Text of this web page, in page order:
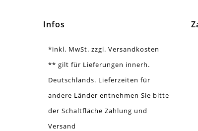
Infos
*inkl. MwSt. zzgl. Versandkosten
** gilt für Lieferungen innerh.
Deutschlands. Lieferzeiten für
andere Länder entnehmen Sie bitte
der Schaltfläche Zahlung und
Versand